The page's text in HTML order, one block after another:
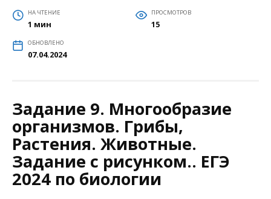
НА ЧТЕНИЕ
1 мин
ПРОСМОТРОВ
15
ОБНОВЛЕНО
07.04.2024
Задание 9. Многообразие
организмов. Грибы,
Растения. Животные.
Задание с рисунком.. ЕГЭ
2024 по биологии